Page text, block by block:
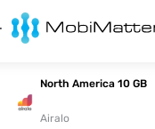
North America 10 GB
Airalo